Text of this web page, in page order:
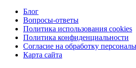
Блог
Вопросы-ответы
Политика использования cookies
Политика конфиденциальности
Согласие на обработку
Карта сайта